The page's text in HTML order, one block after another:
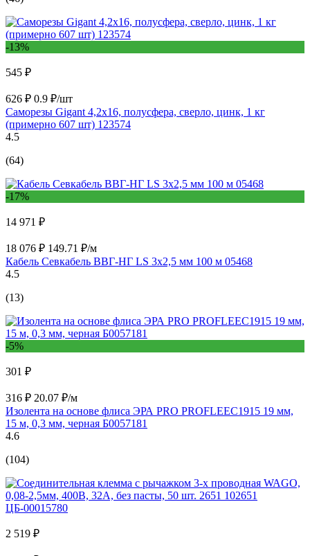
-13%
545 ₽
626 ₽ 0.9 ₽/шт
Саморезы Gigant 4,2x16, полусфера, сверло, цинк, 1 кг
(примерно 607 шт) 123574
4.5
(64)
-17%
14 971 ₽
18 076 ₽ 149.71 ₽/м
Кабель Севкабель ВВГ-НГ LS 3х2,5 мм 100 м 05468
4.5
(13)
-5%
301 ₽
316 ₽ 20.07 ₽/м
Изолента на основе флиса ЭРА PRO PROFLEEC1915 19 мм,
15 м, 0,3 мм, черная Б0057181
4.6
(104)
2 519 ₽